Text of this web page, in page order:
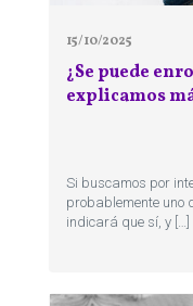
15/10/2025
¿Se puede
explicamos
Si buscamos por
probablemente uno
indicará que sí, y […]